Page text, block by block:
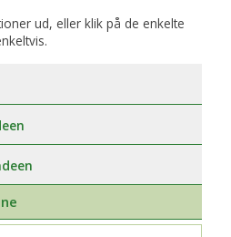
ud, eller klik på de enkelte